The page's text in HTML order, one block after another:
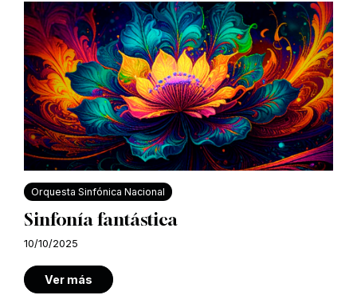
Orquesta Sinfónica Nacional
Sinfonía fantástica
10/10/2025
Ver más